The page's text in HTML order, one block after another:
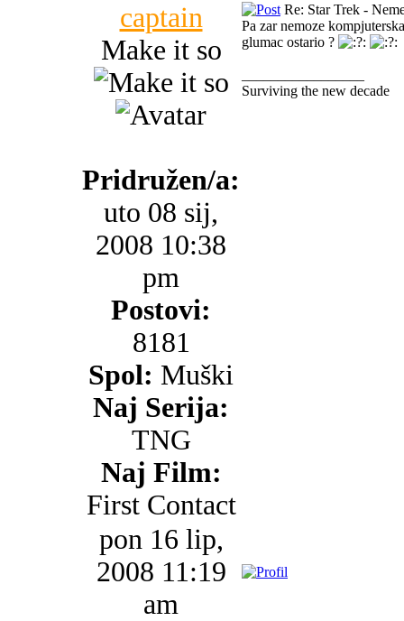
captain
Make it so
Pridružen/a:
uto 08 sij,
2008 10:38
pm
Postovi:
8181
Spol: Muški
Naj Serija:
TNG
Naj Film:
First Contact
Re: Star Trek -
Pa zar nemoze
glumac ostario ?
Surviving the new decade
pon 16 lip,
2008 11:19
am